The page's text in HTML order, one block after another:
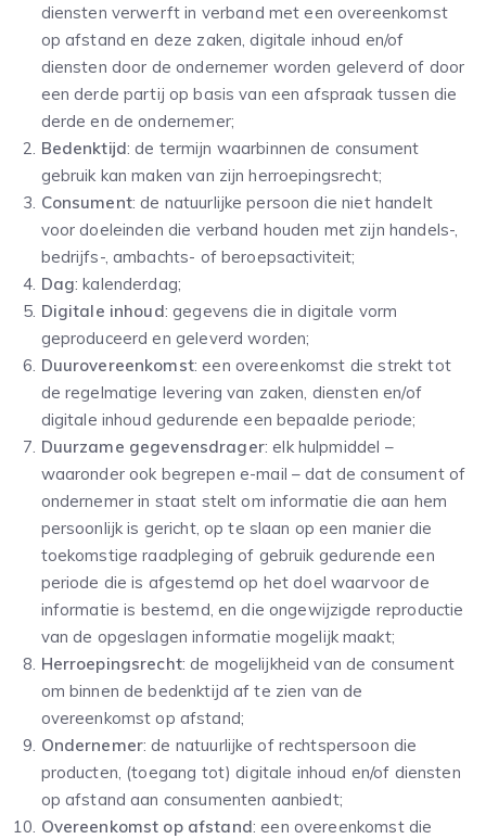
diensten verwerft in verband met een overeenkomst
op afstand en deze zaken, digitale inhoud en/of
diensten door de ondernemer worden geleverd of door
een derde partij op basis van een afspraak tussen die
derde en de ondernemer;
Bedenktijd: de termijn waarbinnen de consument
gebruik kan maken van zijn herroepingsrecht;
Consument: de natuurlijke persoon die niet handelt
voor doeleinden die verband houden met zijn handels-,
bedrijfs-, ambachts- of beroepsactiviteit;
Dag: kalenderdag;
Digitale inhoud: gegevens die in digitale vorm
geproduceerd en geleverd worden;
Duurovereenkomst: een overeenkomst die strekt tot
de regelmatige levering van zaken, diensten en/of
digitale inhoud gedurende een bepaalde periode;
Duurzame gegevensdrager: elk hulpmiddel –
waaronder ook begrepen e-mail – dat de consument of
ondernemer in staat stelt om informatie die aan hem
persoonlijk is gericht, op te slaan op een manier die
toekomstige raadpleging of gebruik gedurende een
periode die is afgestemd op het doel waarvoor de
informatie is bestemd, en die ongewijzigde reproductie
van de opgeslagen informatie mogelijk maakt;
Herroepingsrecht: de mogelijkheid van de consument
om binnen de bedenktijd af te zien van de
overeenkomst op afstand;
Ondernemer: de natuurlijke of rechtspersoon die
producten, (toegang tot) digitale inhoud en/of diensten
op afstand aan consumenten aanbiedt;
Overeenkomst op afstand: een overeenkomst die